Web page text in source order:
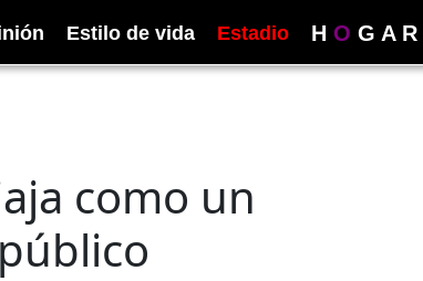
Estilo de vida Estadio H O G A R
como un